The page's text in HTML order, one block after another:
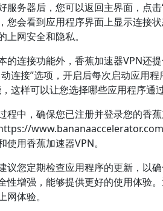
服务器后，您可以返回主界面，点
您会看到应用程序界面上显示连接
上网安全和隐私。
的连接功能外，香蕉加速器VPN还
连接”选项，开启后每次启动应用
这样可以让您选择哪些应用程序通
程中，确保您已注册并登录您的香
www.bananaaccelerator.com
使用香蕉加速器VPN。
议您定期检查应用程序的更新，以
性增强，能够提供更好的使用体验
网体验。